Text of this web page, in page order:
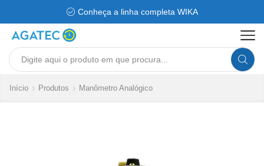
Conheça a linha completa WIKA
Search
Início Produtos Manômetro Analógico